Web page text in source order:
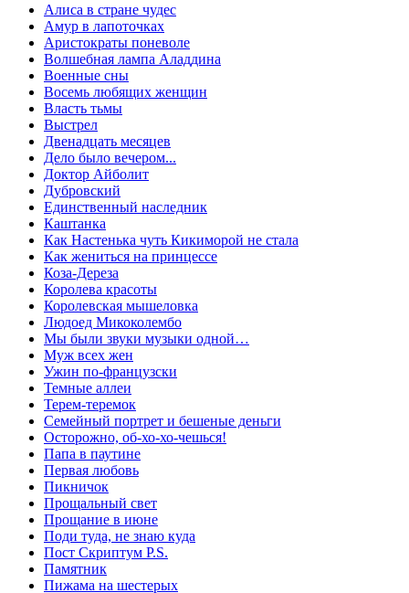
Алиса в стране чудес
Амур в лапоточках
Аристократы поневоле
Волшебная лампа Аладдина
Военные сны
Восемь любящих женщин
Власть тьмы
Выстрел
Двенадцать месяцев
Дело было вечером...
Доктор Айболит
Дубровский
Единственный наследник
Каштанка
Как Настенька чуть Кикиморой не стала
Как жениться на принцессе
Коза-Дереза
Королева красоты
Королевская мышеловка
Людоед Микоколембо
Мы были звуки музыки одной…
Муж всех жен
Ужин по-французски
Темные аллеи
Терем-теремок
Семейный портрет и бешеные деньги
Осторожно, об-хо-хо-чешься!
Папа в паутине
Первая любовь
Пикничок
Прощальный свет
Прощание в июне
Поди туда, не знаю куда
Пост Скриптум P.S.
Памятник
Пижама на шестерых